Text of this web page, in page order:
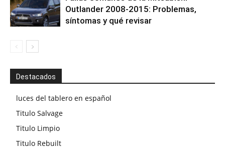
Outlander 2008-2015: Problemas,
síntomas y qué revisar
Destacados
luces del tablero en español
Titulo Salvage
Titulo Limpio
Titulo Rebuilt